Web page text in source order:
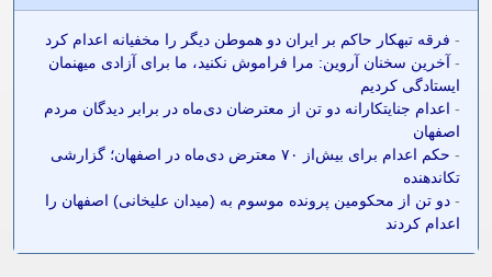
- فرقه تبهکار حاکم بر ایران دو هموطن دیگر را مخفیانه اعدام کرد
- آخرین سخنان آروین: مرا فراموش نکنید، ما برای آزادی میهنمان
ایستادگی کردیم
- اعدام جنایتکارانه دو تن از معترضان دی‌ماه در برابر دیدگان مردم
اصفهان
-
حکم اعدام برای بیش‌از ۷۰ معترض دی‌ماه در اصفهان؛ گزارشی
تکاندهنده
- دو تن از محکومین پرونده موسوم به (میدان علیخانی) اصفهان را
اعدام کردند